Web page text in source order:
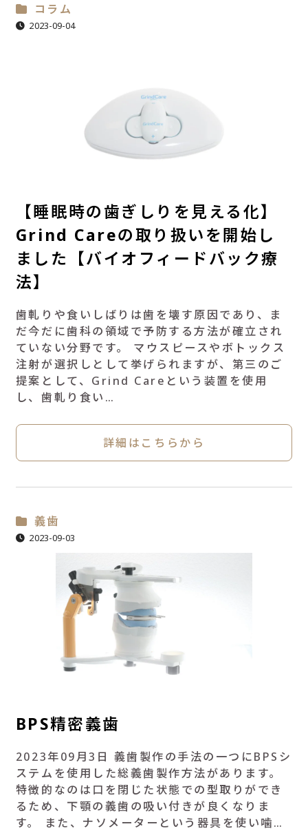
コラム
2023-09-04
【睡眠時の歯ぎしりを見える化】
Grind Careの取り扱いを開始し
ました【バイオフィードバック療
法】
歯軋りや食いしばりは歯を壊す原因であり、ま
だ今だに歯科の領域で予防する方法が確立され
ていない分野です。 マウスピースやボトックス
注射が選択しとして挙げられますが、第三のご
提案として、Grind Careという装置を使用
し、歯軋り食い…
詳細はこちらから
義歯
2023-09-03
BPS精密義歯
2023年09月3日 義歯製作の手法の一つにBPSシ
ステムを使用した総義歯製作方法があります。
特徴的なのは口を閉じた状態での型取りができ
るため、下顎の義歯の吸い付きが良くなりま
す。 また、ナソメーターという器具を使い噛…